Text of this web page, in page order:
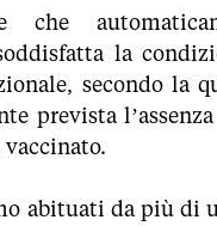
che
la
secondo la
prevista
abituati da più di